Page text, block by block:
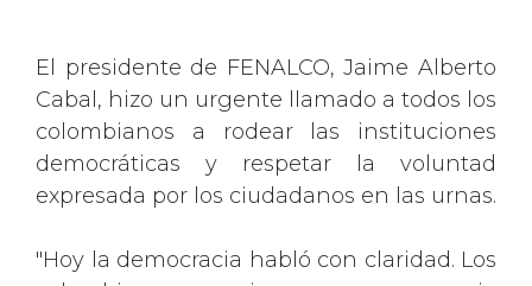
El presidente de FENALCO, Jaime Alberto
Cabal, hizo un urgente llamado a todos los
colombianos a rodear las instituciones
democráticas y respetar la voluntad
expresada por los ciudadanos en las urnas.
"Hoy la democracia habló con claridad. Los